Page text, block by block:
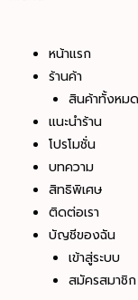
หน้าแรก
ร้านค้า
สินค้าทั้งหมด
แนะนำร้าน
โปรโมชั่น
บทความ
สิทธิพิเศษ
ติดต่อเรา
บัญชีของฉัน
เข้าสู่ระบบ
สมัครสมาชิก